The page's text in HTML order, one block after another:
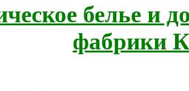
белье и
фабрики